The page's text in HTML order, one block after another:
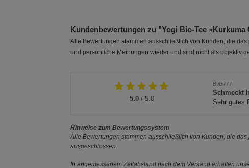
Kundenbewertungen zu "Yogi Bio-Tee »Kurkuma
Alle Bewertungen stammen ausschließlich von Kunden, die
und persönliche Meinungen wieder und sind nicht als objektiv
5.0/ 5.0
BvG777
Schmeckt
Sehr gutes
Hinweise zum Bewertungssystem
Alle Bewertungen stammen ausschließlich von Kunden, die
ausgeschlossen.
In angemessenem Zeitabstand nach dem Versand erhalten